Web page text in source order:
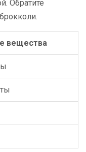
Обратите
вещества